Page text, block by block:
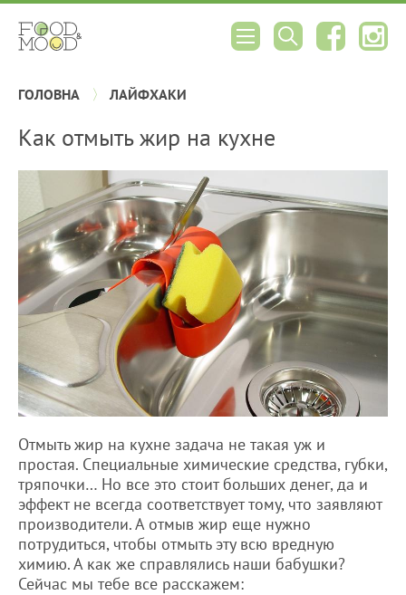
ГОЛОВНА ЛАЙФХАКИ
Как отмыть жир на кухне
Отмыть жир на кухне задача не такая уж и
простая. Специальные химические средства, губки,
тряпочки… Но все это стоит больших денег, да и
эффект не всегда соответствует тому, что заявляют
производители. А отмыв жир еще нужно
потрудиться, чтобы отмыть эту всю вредную
химию. А как же справлялись наши бабушки?
Сейчас мы тебе все расскажем: